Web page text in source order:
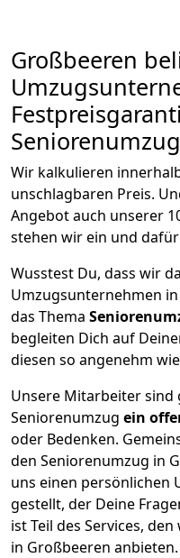
Großbeeren
Seniorenumzug
Wir kalkulieren
unschlagbaren Preis.
Angebot auch unserer
stehen wir ein und
Wusstest Du, dass wir
Umzugsunternehmen
das Thema
begleiten Dich auf
diesen so angenehm
Unsere Mitarbeiter sind
Seniorenumzug ein
oder Bedenken.
den Seniorenumzug in
uns einen persönlichen
gestellt, der Deine
ist Teil des Services,
in Großbeeren anbieten.